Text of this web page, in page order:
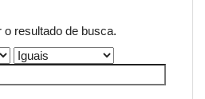
o resultado de busca.